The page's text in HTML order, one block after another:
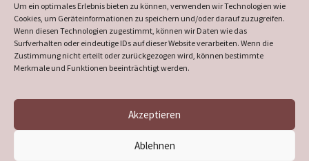
Um ein optimales Erlebnis bieten zu können, verwenden wir Technologien wie
Cookies, um Geräteinformationen zu speichern und/oder darauf zuzugreifen.
Wenn diesen Technologien zugestimmt, können wir Daten wie das
Surfverhalten oder eindeutige IDs auf dieser Website verarbeiten. Wenn die
Zustimmung nicht erteilt oder zurückgezogen wird, können bestimmte
Merkmale und Funktionen beeinträchtigt werden.
Akzeptieren
Ablehnen
supported by DÖ
Heimatverein Verl– Alle Rechte vorbehalten